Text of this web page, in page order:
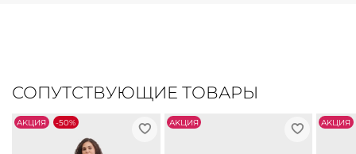
СОПУТСТВУЮЩИЕ ТОВАРЫ
АKЦИЯ -50% АKЦИЯ АKЦИЯ